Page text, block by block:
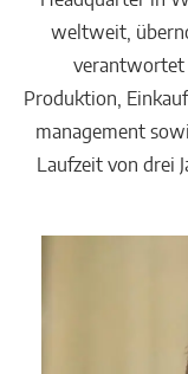
weltweit,
verantwortet
Produktion,
management
Laufzeit von drei